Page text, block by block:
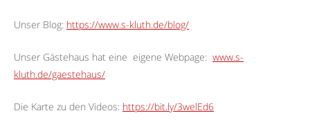
Unser Blog: https://www.s-kluth.de/blog/
Unser Gästehaus hat eine eigene Webpage: www.s-
kluth.de/gaestehaus/
Die Karte zu den Videos: https://bit.ly/3welEd6